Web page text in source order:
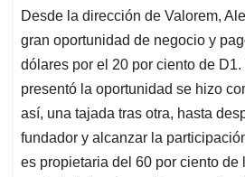
Desde la dirección de Valorem,
gran oportunidad de negocio y
dólares por el 20 por ciento de
presentó la oportunidad se hizo
así, una tajada tras otra, hasta
fundador y alcanzar la
es propietaria del 60 por ciento de